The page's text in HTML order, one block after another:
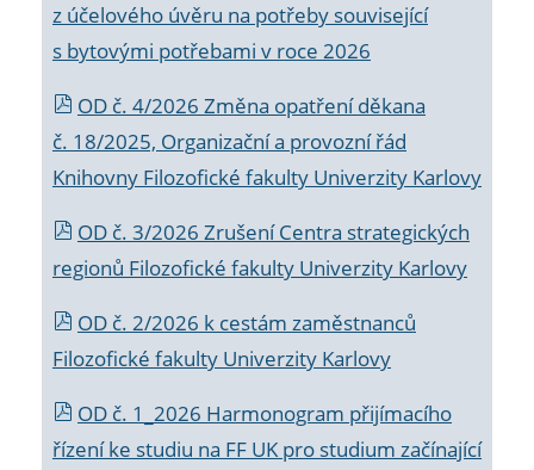
z účelového úvěru na potřeby související
s bytovými potřebami v roce 2026
OD č. 4/2026 Změna opatření děkana
č. 18/2025, Organizační a provozní řád
Knihovny Filozofické fakulty Univerzity Karlovy
OD č. 3/2026 Zrušení Centra strategických
regionů Filozofické fakulty Univerzity Karlovy
OD č. 2/2026 k cestám zaměstnanců
Filozofické fakulty Univerzity Karlovy
OD č. 1_2026 Harmonogram přijímacího
řízení ke studiu na FF UK pro studium začínající